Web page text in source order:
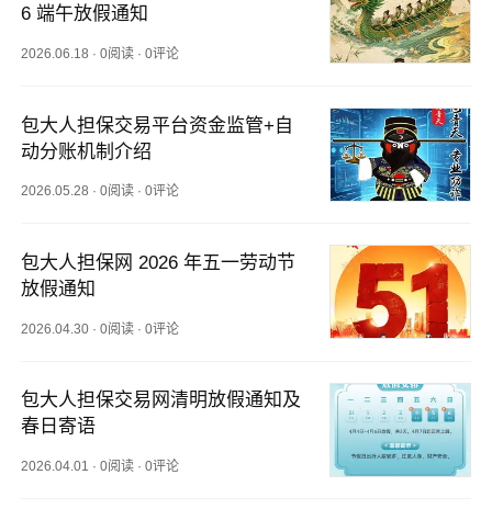
6 端午放假通知
2026.06.18 ·0阅读 ·0评论
包大人担保交易平台资金监管+自
动分账机制介绍
2026.05.28 ·0阅读 ·0评论
包大人担保网 2026 年五一劳动节
放假通知
2026.04.30 ·0阅读 ·0评论
包大人担保交易网清明放假通知及
春日寄语
2026.04.01 ·0阅读 ·0评论